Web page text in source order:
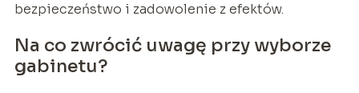
bezpieczeństwo i zadowolenie z efektów.
Na co zwrócić uwagę przy wyborze
gabinetu?